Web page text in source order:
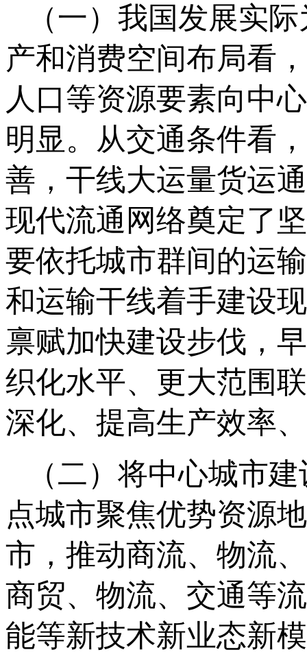
（一）我国发展实
产和消费空间布局看
人口等资源要素向中
明显。从交通条件看
善，干线大运量货运
现代流通网络奠定了
要依托城市群间的运
和运输干线着手建设
禀赋加快建设步伐，
织化水平、更大范围
深化、提高生产效率
（二）将中心城市
点城市聚焦优势资源
市，推动商流、物流
商贸、物流、交通等
能等新技术新业态新